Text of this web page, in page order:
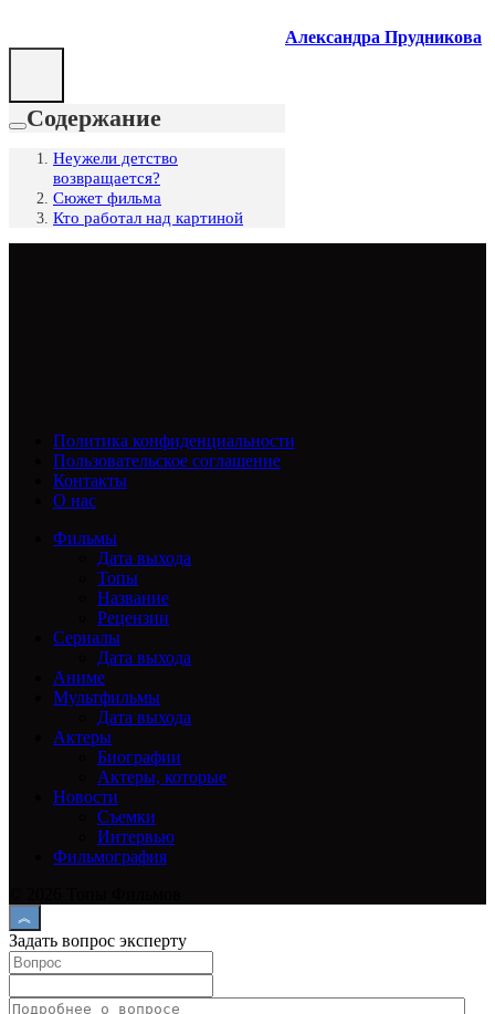
Александра Прудникова
Содержание
Неужели детство
возвращается?
Сюжет фильма
Кто работал над картиной
Политика конфиденциальности
Пользовательское соглашение
Контакты
О нас
Фильмы
Дата выхода
Топы
Название
Рецензии
Сериалы
Дата выхода
Аниме
Мультфильмы
Дата выхода
Актеры
Биографии
Актеры, которые
Новости
Съемки
Интервью
Фильмография
Задать вопрос эксперту